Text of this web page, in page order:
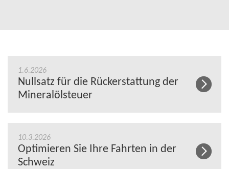
1.6.2026
Nullsatz für die Rückerstattung der
Mineralölsteuer
10.3.2026
Optimieren Sie Ihre Fahrten in der
Schweiz